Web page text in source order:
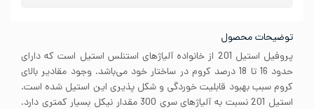
توضیحات محصول
پروفیل استیل 201 از خانواده آلیاژهای استنلس استیل است که دارای
حدود 16 تا 18 درصد کروم در ساختار خود می‌باشد. وجود مقادیر بالای
کروم سبب بهبود قابلیت خوردگی و شکل پذیری این استیل شده است.
استیل 201 نسبت به آلیاژهای سری 300 مقدار نیکل بسیار کمتری دارد.